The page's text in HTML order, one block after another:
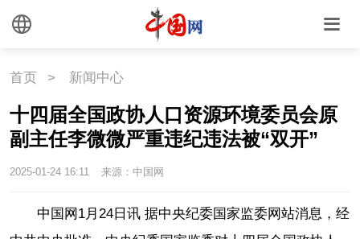
助残 一带一路
海洋
联盟 心理 老年
首页 > 新闻中心
十四届全国政协人口资源环境委员会原
副主任李微微严重违纪违法被“双开”
2025-01-24 16:11 来源：中国网
中国网1月24日讯 据中央纪委国家监委网站消息，经